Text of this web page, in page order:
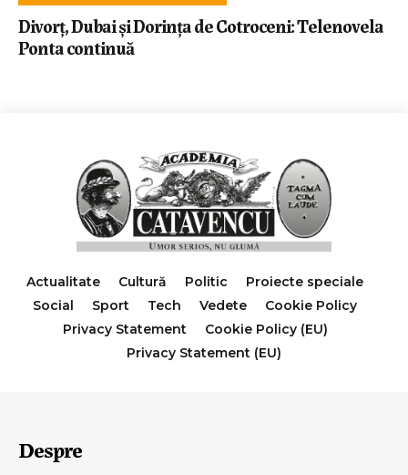
Divorț, Dubai și Dorința de Cotroceni: Telenovela
Ponta continuă
Actualitate Cultură Politic
Proiecte speciale
Social
Sport Tech Vedete
Cookie Policy
Privacy Statement
Cookie Policy (EU)
Privacy Statement (EU)
Despre